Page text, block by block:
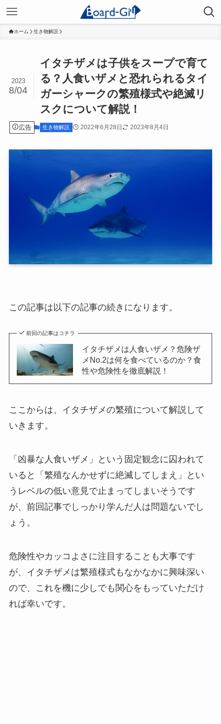
ホーム 生き物解説
イタチザメは子供をスープで育て
る？人食いザメと恐れられるタイ
ガーシャークの繁殖様式や絶滅リ
スクについて解説！
2023
8/04
広告 生き物解説 2022年6月28日 2023年8月4日
この記事は以下の記事の続きになります。
前回の記事はコチラ
イタチザメは人食いザメ？危険ザ
メNo.2は何を食べているのか？食
性や危険性を徹底解説！
ここからは、イタチザメの繁殖について解説して
いきます。
「凶暴な人食いザメ」という固定観念に囚われて
いると「繁殖なんかせずに絶滅してしまえ」とい
うレベルの低い意見で止まってしまいそうです
が、前回記事でしっかり学んだ人は問題ないでし
ょう。
危険性やカッコよさに注目することも大事です
が、イタチザメは繁殖様式もなかなかに興味深い
ので、これを機に少しでも関心をもっていただけ
れば幸いです。